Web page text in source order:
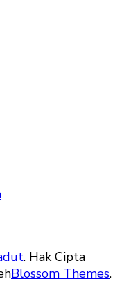
. Hak Cipta
Blossom Themes.